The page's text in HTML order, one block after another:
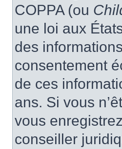
COPPA (ou
une loi aux
des
consentement
de ces
ans. Si vous
vous
conseiller